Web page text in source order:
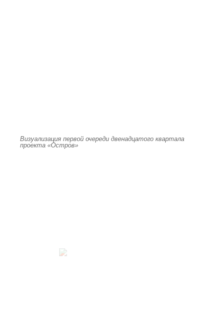
Визуализация первой очереди двенадцатого квартала
проекта «Остров»